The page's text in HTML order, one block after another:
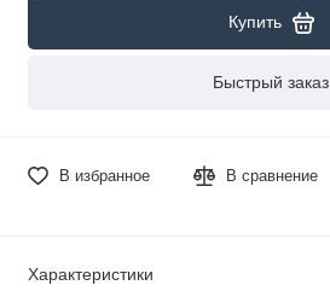
Купить
Быстрый заказ
В избранное В сравнение
Характеристики